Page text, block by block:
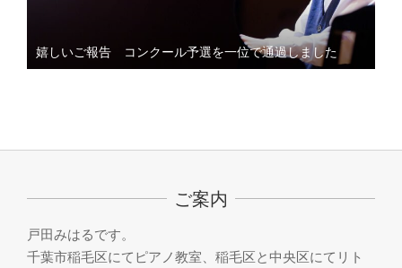
嬉しいご報告 コンクール予選を一位で通過しました
ご案内
戸田みはるです。
千葉市稲毛区にてピアノ教室、稲毛区と中央区にてリト